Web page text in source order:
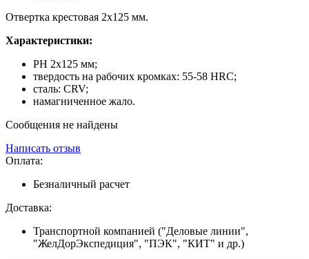
Отвертка крестовая 2х125 мм.
Характеристики:
PH 2x125 мм;
твердость на рабочих кромках: 55-58 HRC;
cталь: CRV;
намагниченное жало.
Сообщения не найдены
Написать отзыв
Оплата:
Безналичный расчет
Доставка:
Транспортной компанией ("Деловые линии",
"ЖелДорЭкспедиция", "ПЭК", "КИТ" и др.)